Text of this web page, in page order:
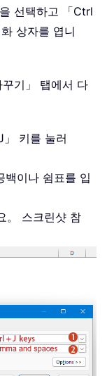
선택하고 「Ctrl
상자를 엽니
기」 탭에서 다
키를 눌러
백이나 쉼표를 입
。 스크린샷 참